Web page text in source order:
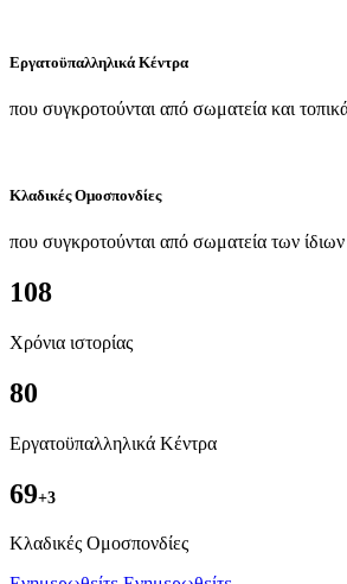
Εργατοϋπαλληλικά Κέντρα
που συγκροτούνται από σωματεία και
Κλαδικές Ομοσπονδίες
που συγκροτούνται από σωματεία των
108
Χρόνια ιστορίας
80
Εργατοϋπαλληλικά Κέντρα
69+3
Kλαδικές Ομοσπονδίες